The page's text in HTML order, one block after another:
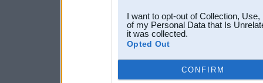
I want to opt-out of Collection,
of my Personal Data that Is
it was collected.
Opted Out
CONFIRM